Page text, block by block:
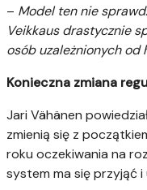
– Model ten nie
Veikkaus drastycznie
osób uzależnionych od
Konieczna zmiana
Jari Vähänen
zmienią się z
roku oczekiwania na
system ma się przyjąć